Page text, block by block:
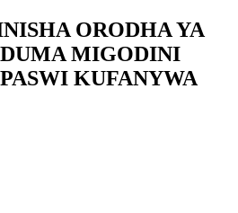
ORODHA YA
MIGODINI
KUFANYWA